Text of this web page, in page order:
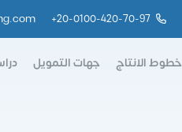
20-0100-420-70-97
+
خطوط الانتاج جهات التمويل